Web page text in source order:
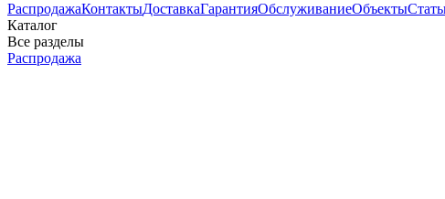
РаспродажаКонтактыДоставкаГарантияОбслуживаниеОбъекты
Каталог
Все разделы
Распродажа